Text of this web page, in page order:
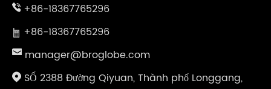
+86-18367765296
+86-18367765296
manager@broglobe.com
SỐ 2388 Đường Qiyuan, Thành phố Longgang,